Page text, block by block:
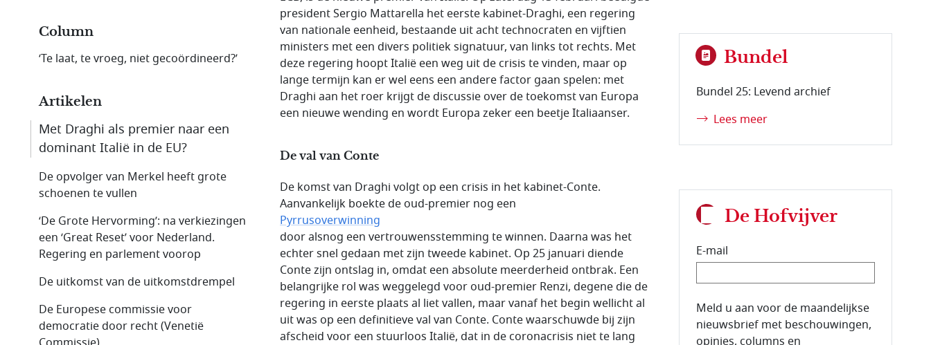
president Sergio Mattarella het eerste kabinet-Draghi, een regering
van nationale eenheid, bestaande uit acht technocraten en vijftien
ministers met een divers politiek signatuur, van links tot rechts. Met
deze regering hoopt Italië een weg uit de crisis te vinden, maar op
lange termijn kan er wel eens een andere factor gaan spelen: met
Draghi aan het roer krijgt de discussie over de toekomst van Europa
een nieuwe wending en wordt Europa zeker een beetje Italiaanser.
De val van Conte
De komst van Draghi volgt op een crisis in het kabinet-Conte.
Aanvankelijk boekte de oud-premier nog een
Pyrrusoverwinning
door alsnog een vertrouwensstemming te winnen. Daarna was het
echter snel gedaan met zijn tweede kabinet. Op 25 januari diende
Conte zijn ontslag in, omdat een absolute meerderheid ontbrak. Een
belangrijke rol was weggelegd voor oud-premier Renzi, degene die de
regering in eerste plaats al liet vallen, maar vanaf het begin wellicht al
uit was op een definitieve val van Conte. Conte waarschuwde bij zijn
afscheid voor een stuurloos Italië, dat in de coronacrisis niet te lang
Column
‘Te laat, te vroeg, niet gecoördineerd?’
Artikelen
Met Draghi als premier naar een
dominant Italië in de EU?
De opvolger van Merkel heeft grote
schoenen te vullen
‘De Grote Hervorming’: na verkiezingen
een ‘Great Reset’ voor Nederland.
Regering en parlement voorop
De uitkomst van de uitkomstdrempel
De Europese commissie voor
democratie door recht (Venetië
Bundel
Bundel 25: Levend archief
Lees meer
De Hofvijver
E-mail
E-mailadres van de abonnee.
Meld u aan voor de maandelijkse
nieuwsbrief met beschouwingen,
opinies, columns en